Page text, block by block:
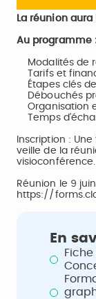
La réunion
Au programme
Modalités de
Tarifs et
Étapes clés
Débouchés
Organisation
Temps
Inscription :
veille de la
visioconférence.
Réunion le 9
https://
En